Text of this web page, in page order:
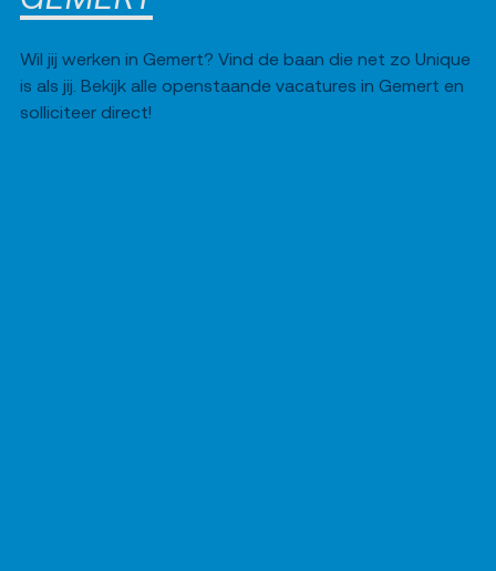
Wil jij werken in Gemert? Vind de baan die net zo Unique
is als jij. Bekijk alle openstaande vacatures in Gemert en
solliciteer direct!